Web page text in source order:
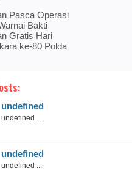
Pasca Operasi
Bakti
Gratis Hari
ke-80 Polda
undefined
undefined ...
undefined
undefined ...